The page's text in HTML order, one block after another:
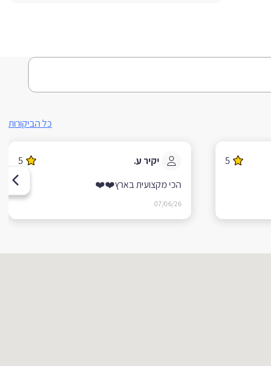
כל הביקורות
5 יקיר ע.
5
הכי מקצועית בארץ❤️❤️
07/06/26